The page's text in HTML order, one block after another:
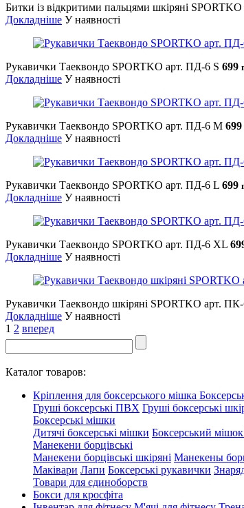
Битки із відкритими пальцями шкіряні
Докладніше У наявності
Рукавички Таеквондо SPORTKO арт. ПД-6 S 699
Докладніше У наявності
Рукавички Таеквондо SPORTKO арт. ПД-6 M 699
Докладніше У наявності
Рукавички Таеквондо SPORTKO арт. ПД-6 L 699
Докладніше У наявності
Рукавички Таеквондо SPORTKO арт. ПД-6 XL
Докладніше У наявності
Рукавички Таеквондо шкіряні SPORTKO арт.
Докладніше У наявності
1 2 вперед
Каталог товаров:
Кріплення для боксерського мішка
Груші боксерські ПВХ Груші боксерські
Боксерські мішки
Дитячі боксерські мішки Боксерський
Манекени борцівські
Манекени борцівські шкіряні Манекены
Маківари Лапи Боксерські рукавички
Товари для єдиноборств
Бокси для кросфіта